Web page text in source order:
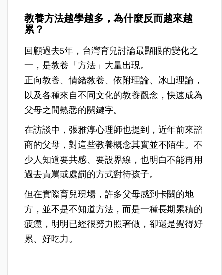
教養方法越學越多，為什麼反而越來越
累？
回顧過去5年，台灣育兒討論最顯眼的變化之
一，是教養「方法」大量出現。
正向教養、情緒教養、依附理論、冰山理論，
以及各種來自不同文化的教養觀念，快速成為
父母之間熟悉的關鍵字。
在訪談中，張雅淳心理師也提到，近年前來諮
商的父母，對這些教養概念其實並不陌生。不
少人知道要共感、要設界線，也明白不能再用
過去責罵或處罰的方式對待孩子。
但在實際育兒現場，許多父母感到卡關的地
方，並不是不知道方法，而是一種長期累積的
疲憊，明明已經很努力照著做，卻還是覺得好
累、好吃力。